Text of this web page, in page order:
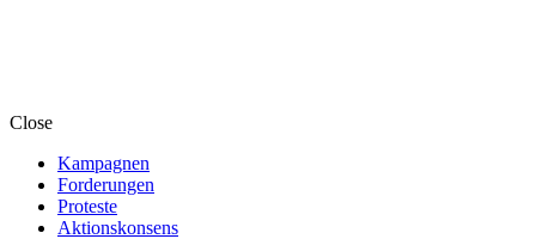
Close
Kampagnen
Forderungen
Proteste
Aktionskonsens